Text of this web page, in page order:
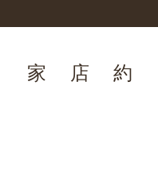
家 店 約